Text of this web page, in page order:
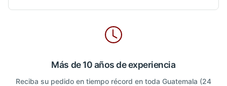
Más de 10 años de experiencia
Reciba su pedido en tiempo récord en toda Guatemala (24